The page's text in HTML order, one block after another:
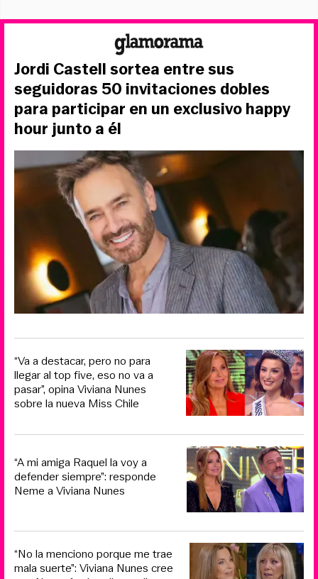
Jordi Castell sortea entre sus
seguidoras 50 invitaciones dobles
para participar en un exclusivo happy
hour junto a él
“Va a destacar, pero no para
llegar al top five, eso no va a
pasar”, opina Viviana Nunes
sobre la nueva Miss Chile
“A mi amiga Raquel la voy a
defender siempre”: responde
Neme a Viviana Nunes
“No la menciono porque me trae
mala suerte”: Viviana Nunes cree